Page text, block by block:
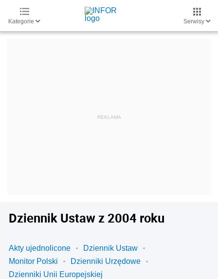
Kategorie Serwisy
Dziennik Ustaw z 2004 roku
Akty ujednolicone
Dziennik Ustaw
Monitor Polski
Dzienniki Urzędowe
Dzienniki Unii Europejskiej